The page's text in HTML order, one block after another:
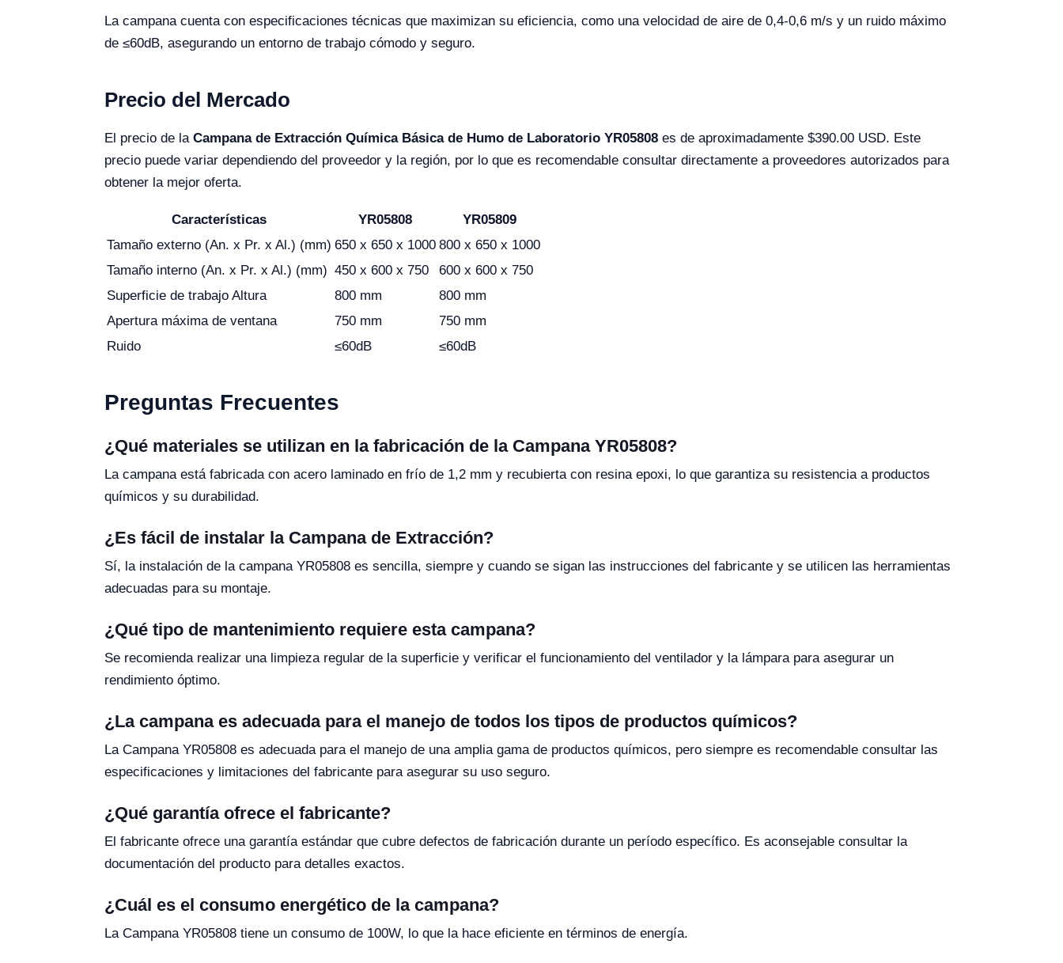
La campana cuenta con especificaciones técnicas que maximizan su eficiencia, como una velocidad de aire de 0,4-0,6 m/s y un ruido máximo
de ≤60dB, asegurando un entorno de trabajo cómodo y seguro.
Precio del Mercado
El precio de la Campana de Extracción Química Básica de Humo de Laboratorio YR05808 es de aproximadamente $390.00 USD. Este
precio puede variar dependiendo del proveedor y la región, por lo que es recomendable consultar directamente a proveedores autorizados para
obtener la mejor oferta.
Características YR05808
YR05809
Tamaño externo (An. x Pr. x Al.) (mm) 650 x 650 x 1000 800 x 650 x 1000
Tamaño interno (An. x Pr. x Al.) (mm) 450 x 600 x 750
600 x 600 x 750
Superficie de trabajo Altura
800 mm
800 mm
Apertura máxima de ventana
750 mm
750 mm
Ruido
≤60dB ≤60dB
Preguntas Frecuentes
¿Qué materiales se utilizan en la fabricación de la Campana YR05808?
La campana está fabricada con acero laminado en frío de 1,2 mm y recubierta con resina epoxi, lo que garantiza su resistencia a productos
químicos y su durabilidad.
¿Es fácil de instalar la Campana de Extracción?
Sí, la instalación de la campana YR05808 es sencilla, siempre y cuando se sigan las instrucciones del fabricante y se utilicen las herramientas
adecuadas para su montaje.
¿Qué tipo de mantenimiento requiere esta campana?
Se recomienda realizar una limpieza regular de la superficie y verificar el funcionamiento del ventilador y la lámpara para asegurar un
rendimiento óptimo.
¿La campana es adecuada para el manejo de todos los tipos de productos químicos?
La Campana YR05808 es adecuada para el manejo de una amplia gama de productos químicos, pero siempre es recomendable consultar las
especificaciones y limitaciones del fabricante para asegurar su uso seguro.
¿Qué garantía ofrece el fabricante?
El fabricante ofrece una garantía estándar que cubre defectos de fabricación durante un período específico. Es aconsejable consultar la
documentación del producto para detalles exactos.
¿Cuál es el consumo energético de la campana?
La Campana YR05808 tiene un consumo de 100W, lo que la hace eficiente en términos de energía.